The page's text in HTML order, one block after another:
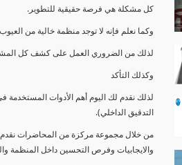
كل مشكلة هي فرصة حقيقية للتطوير.
وكما نعلم فإنه لا توجد منظمة خالية من
لذلك من الضروري العمل على كشف كل
وكذلك التأكد
لذلك نقدم لك اليوم أهم الأدوات
التدقيق الداخلي).
من خلال مجموعة مركزة من المحاضرات نقدم
والايجابيات وفرص التحسين داخل المنظمة